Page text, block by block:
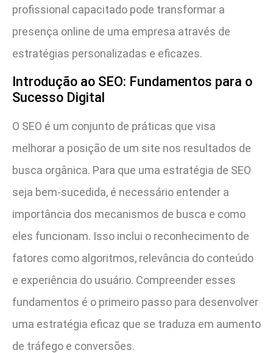
profissional capacitado pode transformar a
presença online de uma empresa através de
estratégias personalizadas e eficazes.
Introdução ao SEO: Fundamentos para o
Sucesso Digital
O SEO é um conjunto de práticas que visa
melhorar a posição de um site nos resultados de
busca orgânica. Para que uma estratégia de SEO
seja bem-sucedida, é necessário entender a
importância dos mecanismos de busca e como
eles funcionam. Isso inclui o reconhecimento de
fatores como algoritmos, relevância do conteúdo
e experiência do usuário. Compreender esses
fundamentos é o primeiro passo para desenvolver
uma estratégia eficaz que se traduza em aumento
de tráfego e conversões.